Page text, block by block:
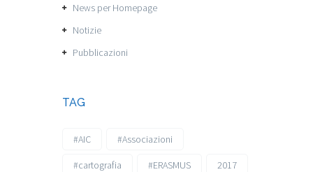
News per Homepage
Notizie
Pubblicazioni
TAG
#AIC #Associazioni
#cartografia #ERASMUS 2017